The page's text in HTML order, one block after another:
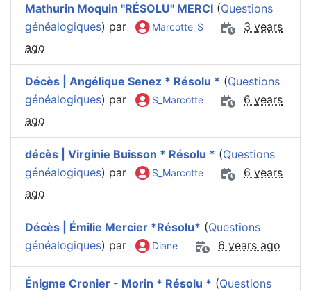
Mathurin Moquin "RÉSOLU" MERCI (Questions
généalogiques) par Marcotte_S
3 years
ago
Décès | Angélique Senez * Résolu * (Questions
généalogiques) par S_Marcotte
6 years
ago
décès | Virginie Buisson * Résolu * (Questions
généalogiques) par S_Marcotte
6 years
ago
Décès | Émilie Mercier *Résolu* (Questions
généalogiques) par Diane 6 years ago
Énigme Cronier - Morin * Résolu * (Questions